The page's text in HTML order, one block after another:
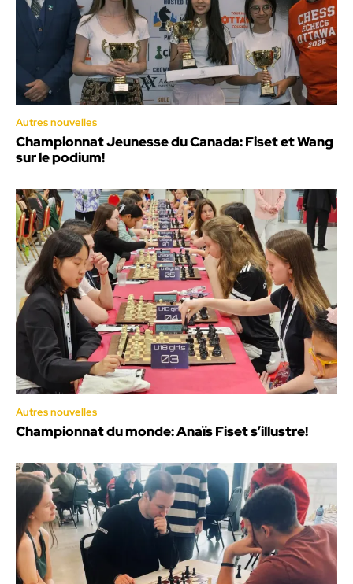
Autres nouvelles
Championnat Jeunesse du Canada: Fiset et Wang
sur le podium!
Autres nouvelles
Championnat du monde: Anaïs Fiset s’illustre!